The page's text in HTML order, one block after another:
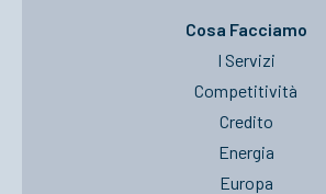
Cosa Facciamo
I Servizi
Competitività
Credito
Energia
Europa